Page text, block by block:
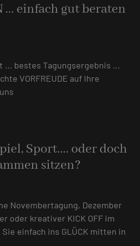
... einfach gut beraten
bestes Tagungsergebnis ...
VORFREUDE auf Ihre
Sport.... oder doch
sitzen?
Novembertagung, Dezember
oder kreativer KICK OFF im
einfach ins GLÜCK mitten in